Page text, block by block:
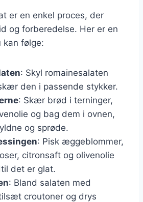
er en enkel proces, der
og forberedelse. Her er en
kan følge:
: Skyl romainesalaten
den i passende stykker.
: Skær brød i terninger,
og bag dem i ovnen,
og sprøde.
: Pisk æggeblommer,
citronsaft og olivenolie
det er glat.
: Bland salaten med
croutoner og drys